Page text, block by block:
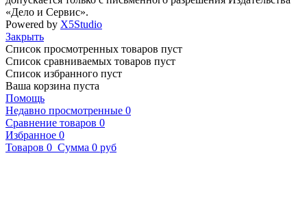
«Дело и Сервис».
Powered by X5Studio
Закрыть
Список просмотренных товаров пуст
Список сравниваемых товаров пуст
Список избранного пуст
Ваша корзина пуста
Помощь
Недавно просмотренные 0
Сравнение товаров 0
Избранное 0
Товаров 0 Сумма 0 руб